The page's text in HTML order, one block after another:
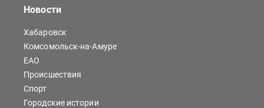
Новости
Хабаровск
Комсомольск-на-Амуре
ЕАО
Происшествия
Спорт
Городские истории